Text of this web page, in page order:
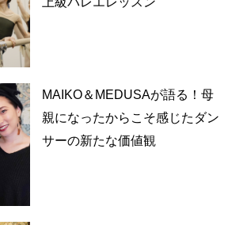
MAIKO＆MEDUSAが語る！母
親になったからこそ感じたダン
サーの新たな価値観